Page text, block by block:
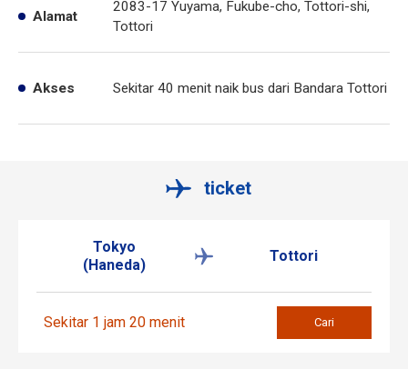
Alamat
2083-17 Yuyama, Fukube-cho, Tottori-shi,
Tottori
Akses Sekitar 40 menit naik bus dari Bandara Tottori
ticket
Tokyo
(Haneda)
Tottori
Sekitar 1 jam 20 menit Cari